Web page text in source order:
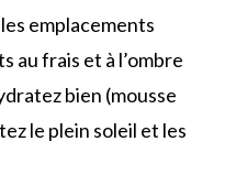
emplacements
au frais et à l’ombre
bien (mousse
le plein soleil et les